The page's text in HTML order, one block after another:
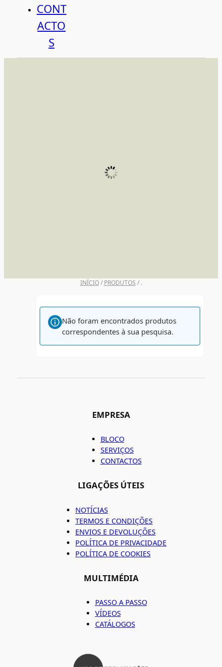
CONT
ACTO
S
INÍCIO/ PRODUTOS / .
Não foram encontrados produtos
correspondentes à sua pesquisa.
EMPRESA
BLOCO
SERVIÇOS
CONTACTOS
LIGAÇÕES ÚTEIS
NOTÍCIAS
TERMOS E CONDIÇÕES
ENVIOS E DEVOLUÇÕES
POLÍTICA DE PRIVACIDADE
POLÍTICA DE COOKIES
MULTIMÉDIA
PASSO A PASSO
VÍDEOS
CATÁLOGOS